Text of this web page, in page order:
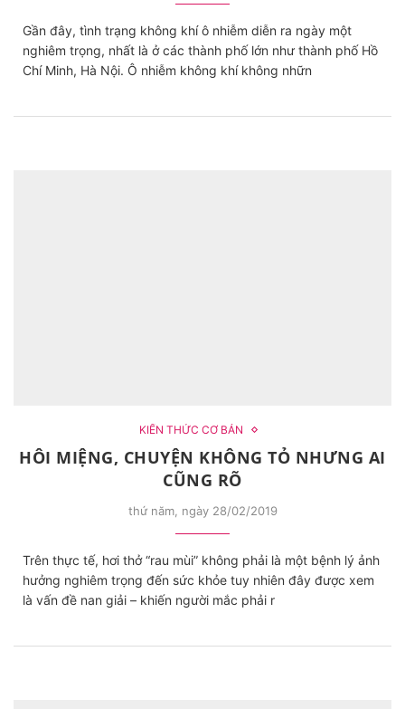
Gần đây, tình trạng không khí ô nhiễm diễn ra ngày một
nghiêm trọng, nhất là ở các thành phố lớn như thành phố Hồ
Chí Minh, Hà Nội. Ô nhiễm không khí không nhữn
KIẾN THỨC CƠ BẢN
HÔI MIỆNG, CHUYỆN KHÔNG TỎ NHƯNG AI
CŨNG RÕ
thứ năm, ngày 28/02/2019
Trên thực tế, hơi thở “rau mùi” không phải là một bệnh lý ảnh
hưởng nghiêm trọng đến sức khỏe tuy nhiên đây được xem
là vấn đề nan giải – khiến người mắc phải r